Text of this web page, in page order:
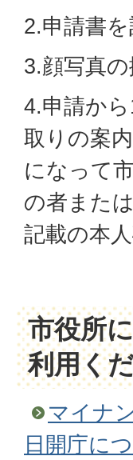
2.申請書
3.顔写真の
4.申請か
取りの案
になって
の者また
記載の本
市役所
利用く
マイナ
日開庁に